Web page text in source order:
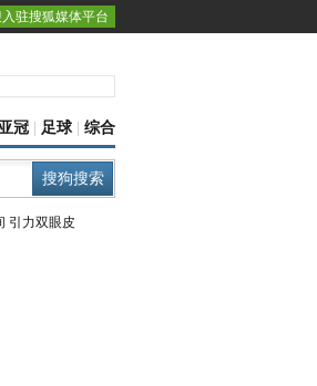
驻搜狐媒体平台
冠 足球 综合
引力双眼皮